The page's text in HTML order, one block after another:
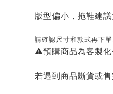
版型偏小，拖鞋建
請確認尺寸和款式再下單
⚠️預購商品為客製
若遇到商品斷貨或